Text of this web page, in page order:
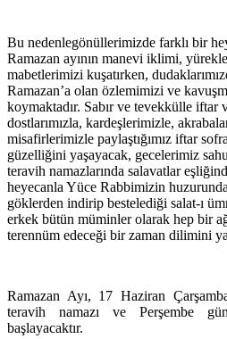
Bu nedenlegönüllerimizde farklı bir
Ramazan ayının manevi iklimi,
mabetlerimizi kuşatırken,
Ramazan’a olan özlemimizi ve
koymaktadır. Sabır ve tevekkülle iftar
dostlarımızla, kardeşlerimizle,
misafirlerimizle paylaştığımız iftar
güzelliğini yaşayacak, gecelerimiz
teravih namazlarında salavatlar
heyecanla Yüce Rabbimizin
göklerden indirip bestelediği salat-ı
erkek bütün müminler olarak hep bir
terennüm edeceği bir zaman dilimini
Ramazan Ayı, 17 Haziran
teravih namazı ve Perşembe
başlayacaktır.